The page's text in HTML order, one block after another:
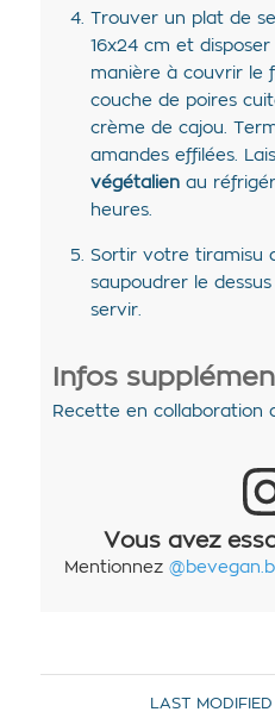
Trouver un plat de
16x24 cm et disposer
manière à couvrir le
couche de poires
crème de cajou.
amandes effilées.
végétalien au
heures.
Sortir votre tiramisu
saupoudrer le
servir.
Infos
Recette en collaboration
Vous avez
Mentionnez
LAST MODIFIED